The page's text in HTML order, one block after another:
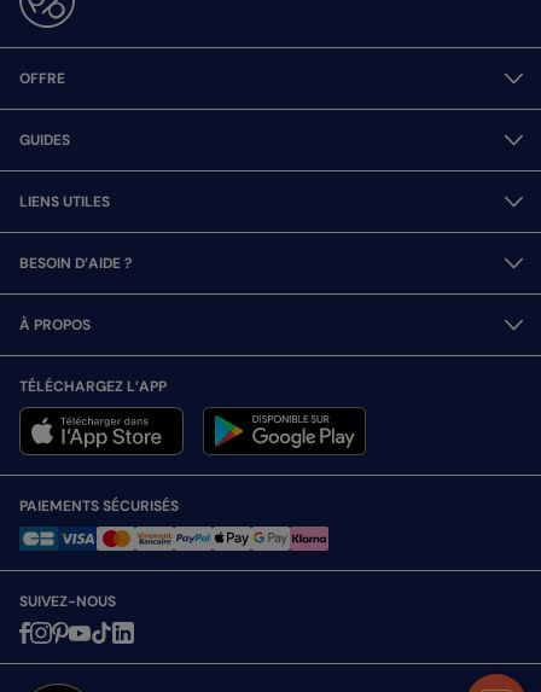
OFFRE
GUIDES
LIENS UTILES
BESOIN D’AIDE ?
À PROPOS
TÉLÉCHARGEZ L’APP
PAIEMENTS SÉCURISÉS
SUIVEZ-NOUS